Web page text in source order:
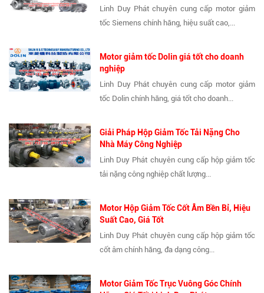
Linh Duy Phát chuyên cung cấp motor giảm
tốc Siemens chính hãng, hiệu suất cao,...
Motor giảm tốc Dolin giá tốt cho doanh
nghiệp
Linh Duy Phát chuyên cung cấp motor giảm
tốc Dolin chính hãng, giá tốt cho doanh...
Giải Pháp Hộp Giảm Tốc Tải Nặng Cho
Nhà Máy Công Nghiệp
Linh Duy Phát chuyên cung cấp hộp giảm tốc
tải nặng công nghiệp chất lượng...
Motor Hộp Giảm Tốc Cốt Âm Bền Bỉ, Hiệu
Suất Cao, Giá Tốt
Linh Duy Phát chuyên cung cấp hộp giảm tốc
cốt âm chính hãng, đa dạng công...
Motor Giảm Tốc Trục Vuông Góc Chính